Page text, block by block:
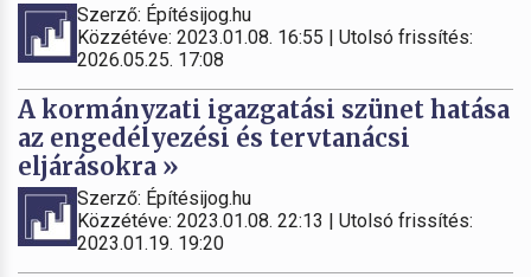
Szerző: Építésijog.hu
Közzétéve: 2023.01.08. 16:55 | Utolsó frissítés:
2026.05.25. 17:08
A kormányzati igazgatási szünet hatása
az engedélyezési és tervtanácsi
eljárásokra »
Szerző: Építésijog.hu
Közzétéve: 2023.01.08. 22:13 | Utolsó frissítés:
2023.01.19. 19:20